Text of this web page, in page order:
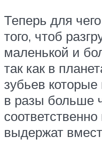
Теперь для
того, чтоб
маленькой и
так как в
зубьев которые
в разы больше
выдержат